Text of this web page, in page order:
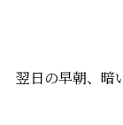
翌日の早朝、暗